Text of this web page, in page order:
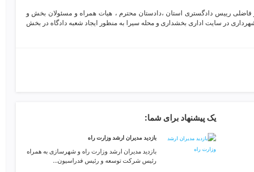
رییس دادگستری استان ،دادستان محترم ، هیات همراه و مسئولان بخش و
در سایت اداری بخشداری و محله سیرا به منظور ایجاد شعبه دادگاه در بخش
یک پیشنهاد برای شما:
بازدید مدیران ارشد وزارت راه
بازدید مدیران ارشد وزارت راه و شهرسازی به همراه
رئیس شرکت توسعه و رئیس فدراسیون…